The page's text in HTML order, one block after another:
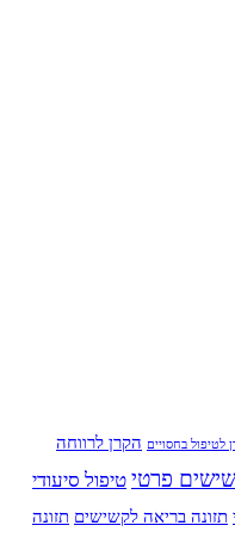
לטיפול בחסויים הקרן לרווחה
פרטי טיפול סיעודי
תזונה בריאה לקשישים תזונה